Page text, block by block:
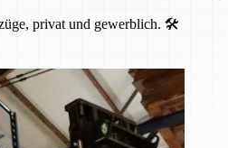
privat und gewerblich. 🛠️